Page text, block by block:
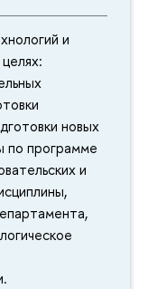
и
новых
по программе
и